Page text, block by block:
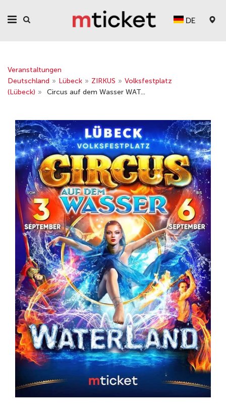
DE
Veranstaltungen
Deutschland » Lübeck » ZIRKUS » Volksfestplatz
(Lübeck) » Circus auf dem Wasser WAT...